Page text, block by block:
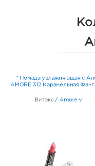
* Помада увлажняющая с
AMORE 312 Карамельная
Витэкс / Amore v